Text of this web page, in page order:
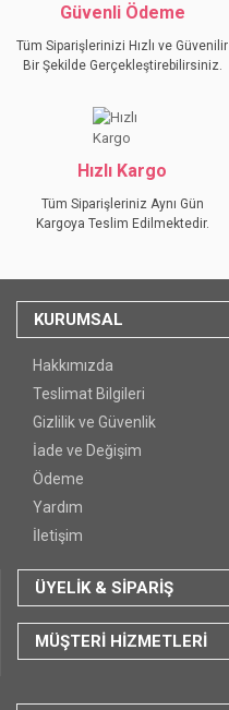
Güvenli Ödeme
Tüm Siparişlerinizi Hızlı ve Güvenilir
Bir Şekilde Gerçekleştirebilirsiniz.
Hızlı Kargo
Tüm Siparişleriniz Aynı Gün
Kargoya Teslim Edilmektedir.
KURUMSAL
Hakkımızda
Teslimat Bilgileri
Gizlilik ve Güvenlik
İade ve Değişim
Ödeme
Yardım
İletişim
ÜYELİK & SİPARİŞ
MÜŞTERİ HİZMETLERİ